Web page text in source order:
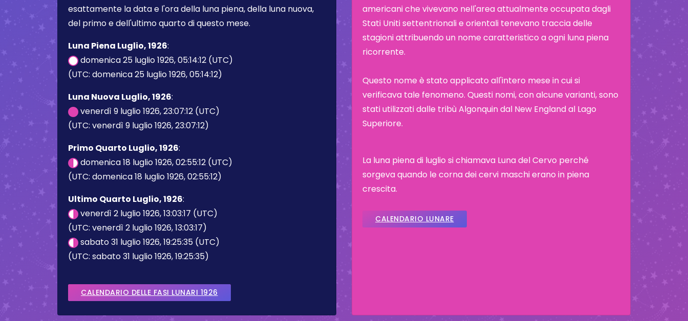
esattamente la data e l'ora della luna piena, della luna nuova,
del primo e dell'ultimo quarto di questo mese.
Luna Piena Luglio, 1926:
domenica 25 luglio 1926, 05:14:12 (UTC)
(UTC: domenica 25 luglio 1926, 05:14:12)
Luna Nuova Luglio, 1926:
venerdì 9 luglio 1926, 23:07:12 (UTC)
(UTC: venerdì 9 luglio 1926, 23:07:12)
Primo Quarto Luglio, 1926:
domenica 18 luglio 1926, 02:55:12 (UTC)
(UTC: domenica 18 luglio 1926, 02:55:12)
Ultimo Quarto Luglio, 1926:
venerdì 2 luglio 1926, 13:03:17 (UTC)
(UTC: venerdì 2 luglio 1926, 13:03:17)
sabato 31 luglio 1926, 19:25:35 (UTC)
(UTC: sabato 31 luglio 1926, 19:25:35)
CALENDARIO DELLE FASI LUNARI 1926
americani che vivevano nell'area attualmente occupata dagli
Stati Uniti settentrionali e orientali tenevano traccia delle
stagioni attribuendo un nome caratteristico a ogni luna piena
ricorrente.
Questo nome è stato applicato all'intero mese in cui si
verificava tale fenomeno. Questi nomi, con alcune varianti, sono
stati utilizzati dalle tribù Algonquin dal New England al Lago
Superiore.
La luna piena di luglio si chiamava Luna del Cervo perché
sorgeva quando le corna dei cervi maschi erano in piena
crescita.
CALENDARIO LUNARE